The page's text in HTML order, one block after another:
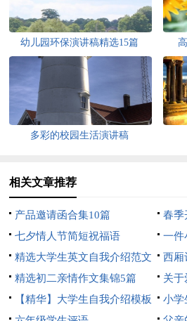
幼儿园环保演讲稿精选15篇
多彩的校园生活演讲稿
相关文章推荐
产品邀请函合集10篇
春季
七夕情人节简短祝福语
一件
精选大学生英文自我介绍范文
10篇
西厢
精选初二亲情作文集锦5篇
关于
【精华】大学生自我介绍模板
小学